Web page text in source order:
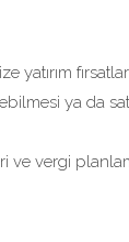
yatırım
ya da
ve vergi